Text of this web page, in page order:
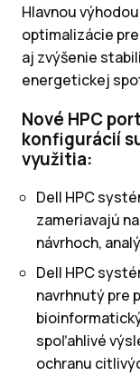
Hlavnou
optimalizácie
aj zvýšenie
energetickej
Nové HPC
konfigurácií
využitia:
Dell HPC
zameriavajú
návrhoch,
Dell HPC
navrhnutý pre
spoľahlivé
ochranu